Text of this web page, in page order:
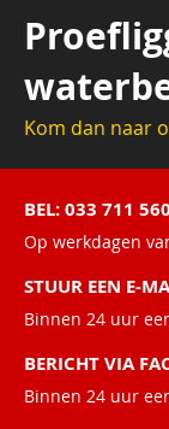
Kom dan naar
BEL: 033 711
Op werkdagen
STUUR EEN E-
Binnen 24 uur
BERICHT VIA
Binnen 24 uur